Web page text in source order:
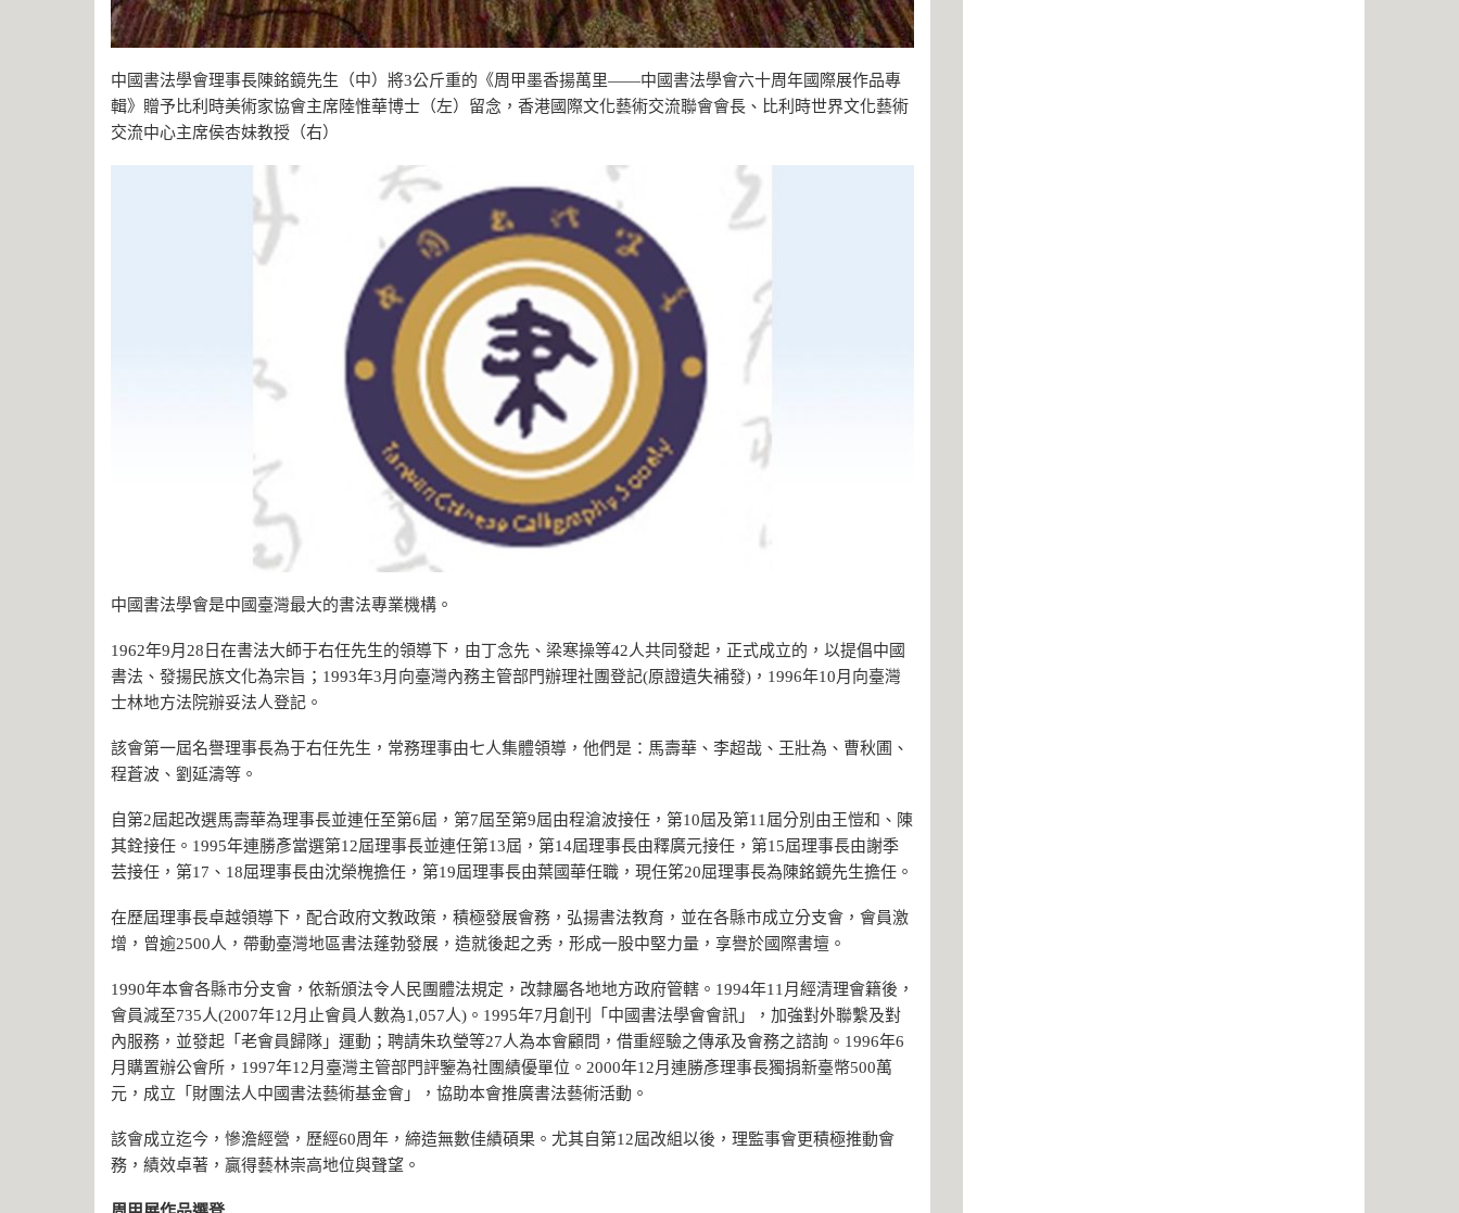
中國書法學會理事長陳銘鏡先生（中）將3公斤重的《周甲墨香揚萬里——中國書法學會六十周年國際展作品專
輯》贈予比利時美術家協會主席陸惟華博士（左）留念，香港國際文化藝術交流聯會會長、比利時世界文化藝術
交流中心主席侯杏妹教授（右）
中國書法學會是中國臺灣最大的書法專業機構。
1962年9月28日在書法大師于右任先生的領導下，由丁念先、梁寒操等42人共同發起，正式成立的，以提倡中國
書法、發揚民族文化為宗旨；1993年3月向臺灣內務主管部門辦理社團登記(原證遺失補發)，1996年10月向臺灣
士林地方法院辦妥法人登記。
該會第一屆名譽理事長為于右任先生，常務理事由七人集體領導，他們是：馬壽華、李超哉、王壯為、曹秋圃、
程蒼波、劉延濤等。
自第2屆起改選馬壽華為理事長並連任至第6屆，第7屆至第9屆由程滄波接任，第10屆及第11屆分別由王愷和、陳
其銓接任。1995年連勝彥當選第12屆理事長並連任第13屆，第14屆理事長由釋廣元接任，第15屆理事長由謝季
芸接任，第17、18屈理事長由沈榮槐擔任，第19屆理事長由葉國華任職，現任笫20屈理事長為陳銘鏡先生擔任。
在歷屆理事長卓越領導下，配合政府文教政策，積極發展會務，弘揚書法教育，並在各縣市成立分支會，會員激
增，曾逾2500人，帶動臺灣地區書法蓬勃發展，造就後起之秀，形成一股中堅力量，享譽於國際書壇。
1990年本會各縣市分支會，依新頒法令人民團體法規定，改隸屬各地地方政府管轄。1994年11月經清理會籍後，
會員減至735人(2007年12月止會員人數為1,057人)。1995年7月創刊「中國書法學會會訊」，加強對外聯繫及對
內服務，並發起「老會員歸隊」運動；聘請朱玖瑩等27人為本會顧問，借重經驗之傳承及會務之諮詢。1996年6
月購置辦公會所，1997年12月臺灣主管部門評鑒為社團績優單位。2000年12月連勝彥理事長獨捐新臺幣500萬
元，成立「財團法人中國書法藝術基金會」，協助本會推廣書法藝術活動。
該會成立迄今，慘澹經營，歷經60周年，締造無數佳績碩果。尤其自第12屆改組以後，理監事會更積極推動會
務，績效卓著，贏得藝林崇高地位與聲望。